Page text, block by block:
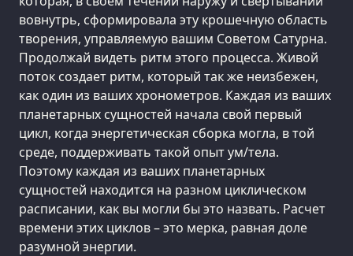
вовнутрь, сформировала эту крошечную область
творения, управляемую вашим Советом Сатурна.
Продолжай видеть ритм этого процесса. Живой
поток создает ритм, который так же неизбежен,
как один из ваших хронометров. Каждая из ваших
планетарных сущностей начала свой первый
цикл, когда энергетическая сборка могла, в той
среде, поддерживать такой опыт ум/тела.
Поэтому каждая из ваших планетарных
сущностей находится на разном циклическом
расписании, как вы могли бы это назвать. Расчет
времени этих циклов – это мерка, равная доле
разумной энергии.